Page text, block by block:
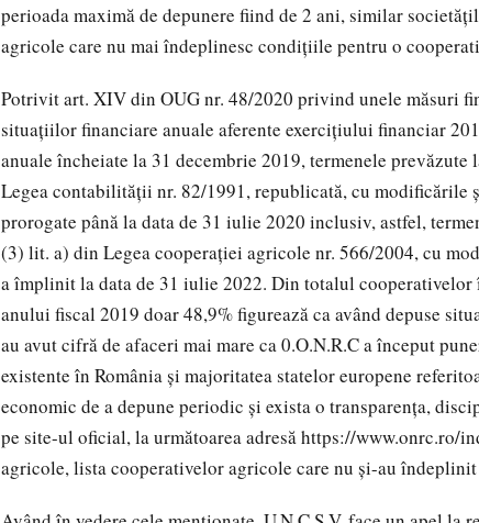
perioada maximă de depunere fiind de 2 ani, similar
agricole care nu mai îndeplinesc condițiile pentru o
Potrivit art. XIV din OUG nr. 48/2020 privind unele măsuri
situaţiilor financiare anuale aferente exerciţiului financiar
anuale încheiate la 31 decembrie 2019, termenele
Legea contabilităţii nr. 82/1991, republicată, cu modificările
prorogate până la data de 31 iulie 2020 inclusiv, astfel,
(3) lit. a) din Legea cooperaţiei agricole nr. 566/2004, cu
a împlinit la data de 31 iulie 2022. Din totalul
anului fiscal 2019 doar 48,9% figurează ca având depuse
au avut cifră de afaceri mai mare ca 0.O.N.R.C a început
existente în România și majoritatea statelor europene
economic de a depune periodic și exista o transparența,
pe site-ul oficial, la următoarea adresă https://www.onrc.ro/
agricole, lista cooperativelor agricole care nu și-au